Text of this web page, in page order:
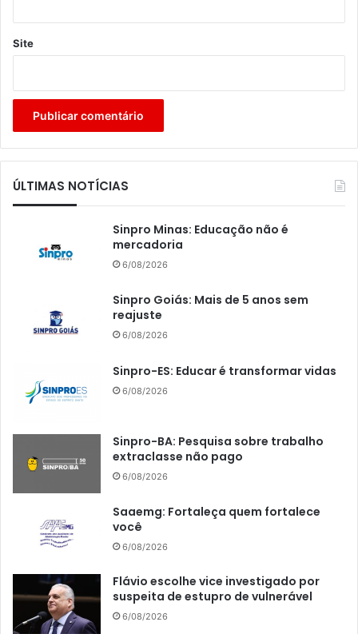
Site
ÚLTIMAS NOTÍCIAS
Sinpro Minas: Educação não é
mercadoria
6/08/2026
Sinpro Goiás: Mais de 5 anos sem
reajuste
6/08/2026
Sinpro-ES: Educar é transformar vidas
6/08/2026
Sinpro-BA: Pesquisa sobre trabalho
extraclasse não pago
6/08/2026
Saaemg: Fortaleça quem fortalece
você
6/08/2026
Flávio escolhe vice investigado por
suspeita de estupro de vulnerável
6/08/2026